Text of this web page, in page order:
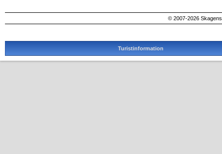
© 2007-2026
Turistinformation